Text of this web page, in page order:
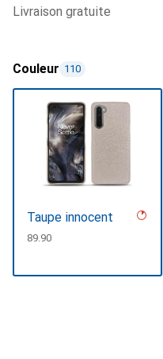
livraison gratuite
Couleur 110
Taupe innocent
CHF
89.90